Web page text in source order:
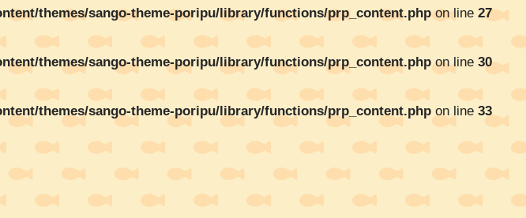
themes/sango-theme-poripu/library/functions/prp_content.phpon line 27
themes/sango-theme-poripu/library/functions/prp_content.phpon line 30
themes/sango-theme-poripu/library/functions/prp_content.php on line 33